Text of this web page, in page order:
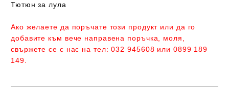
Тютюн за лула
Ако желаете да поръчате този продукт или да го
добавите към вече направена поръчка, моля,
свържете се с нас на тел:032 945608 или 0899 189
149.